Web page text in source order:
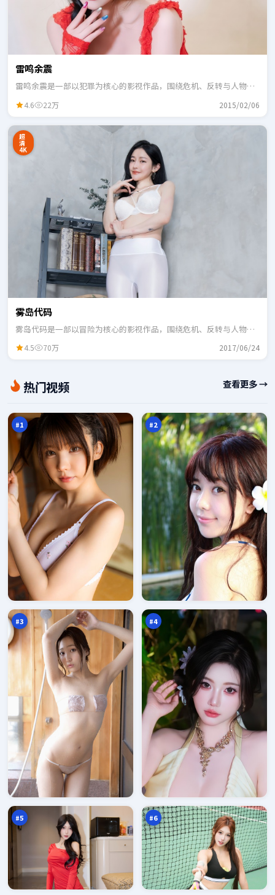
雷鸣余震
雷鸣余震是一部以犯罪为核心的影视作品，围绕危机、反转与人物成
4.6 22万 2015/02/06
超
清
4K
雾岛代码
雾岛代码是一部以冒险为核心的影视作品，围绕危机、反转与人物成
4.5 70万 2017/06/24
热门视频 查看更多 →
#1
色
逆
局
98
#2
#3
边
十
字
口
97
万
#4
烈
焰
回
声
97
万
#5
潮
汐
追
凶
97
万
#6
桥
涌万
之
城万
冷
月
追
踪
93
万